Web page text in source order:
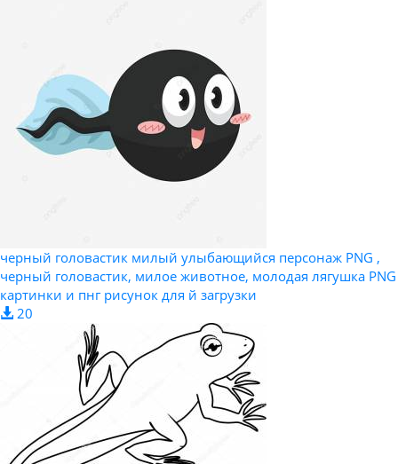
черный головастик милый улыбающийся персонаж PNG ,
черный головастик, милое животное, молодая лягушка PNG
картинки и пнг рисунок для й загрузки
20